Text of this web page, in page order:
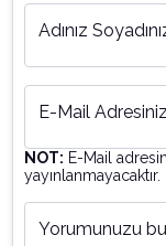
Adınız
E-Mail Adresiniz
NOT: E-Mail
yayınlanmayacaktır.
Yorumunuzu